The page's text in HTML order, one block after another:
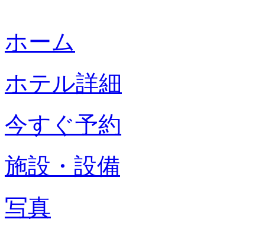
ホーム
ホテル詳細
今すぐ予約
施設・設備
写真